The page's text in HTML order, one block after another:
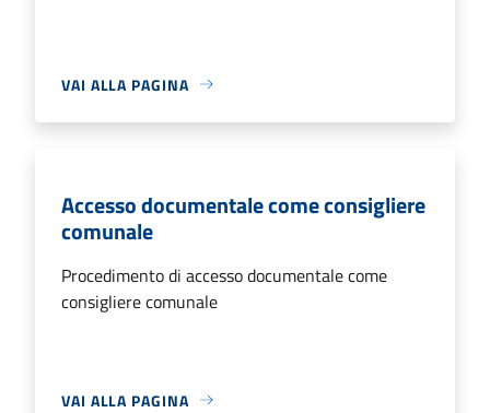
VAI ALLA PAGINA
Accesso documentale come consigliere
comunale
Procedimento di accesso documentale come
consigliere comunale
VAI ALLA PAGINA